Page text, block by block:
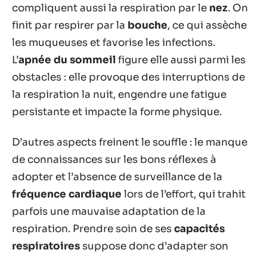
compliquent aussi la respiration par le nez. On
finit par respirer par la bouche, ce qui assèche
les muqueuses et favorise les infections.
L’apnée du sommeilfigure elle aussi parmi les
obstacles : elle provoque des interruptions de
la respiration la nuit, engendre une fatigue
persistante et impacte la forme physique.
D’autres aspects freinent le souffle : le manque
de connaissances sur les bons réflexes à
adopter et l’absence de surveillance de la
fréquence cardiaque lors de l’effort, qui trahit
parfois une mauvaise adaptation de la
respiration. Prendre soin de sescapacités
respiratoires suppose donc d’adapter son